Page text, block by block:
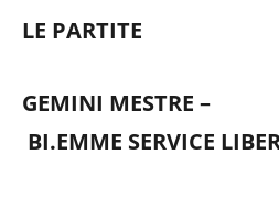
LE PARTITE
GEMINI MESTRE –
BI.EMME SERVICE